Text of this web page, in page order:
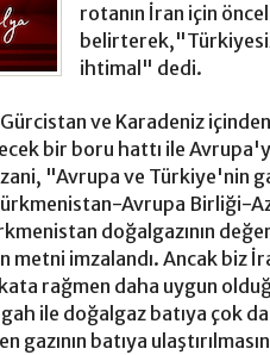
rotanın İran için
ihtimal" dedi.
ve Karadeniz
bir boru hattı ile
"Avrupa ve Türkiye'nin
Avrupa Birliği-
doğalgazının
imzalandı. Ancak biz
rağmen daha uygun
ile doğalgaz batıya çok
gazının batıya